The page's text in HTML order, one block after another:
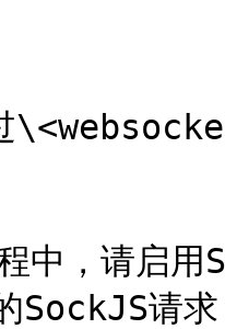
中，请启用
SockJS请